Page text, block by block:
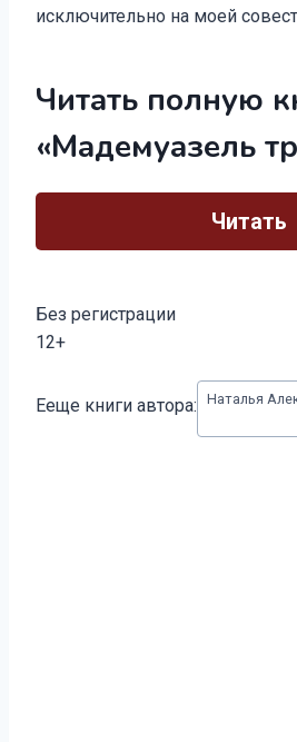
исключительно на моей
Читать полную
«Мадемуазель
Читать
Без регистрации
12+
записи:
Ееще книги автора: Наталья